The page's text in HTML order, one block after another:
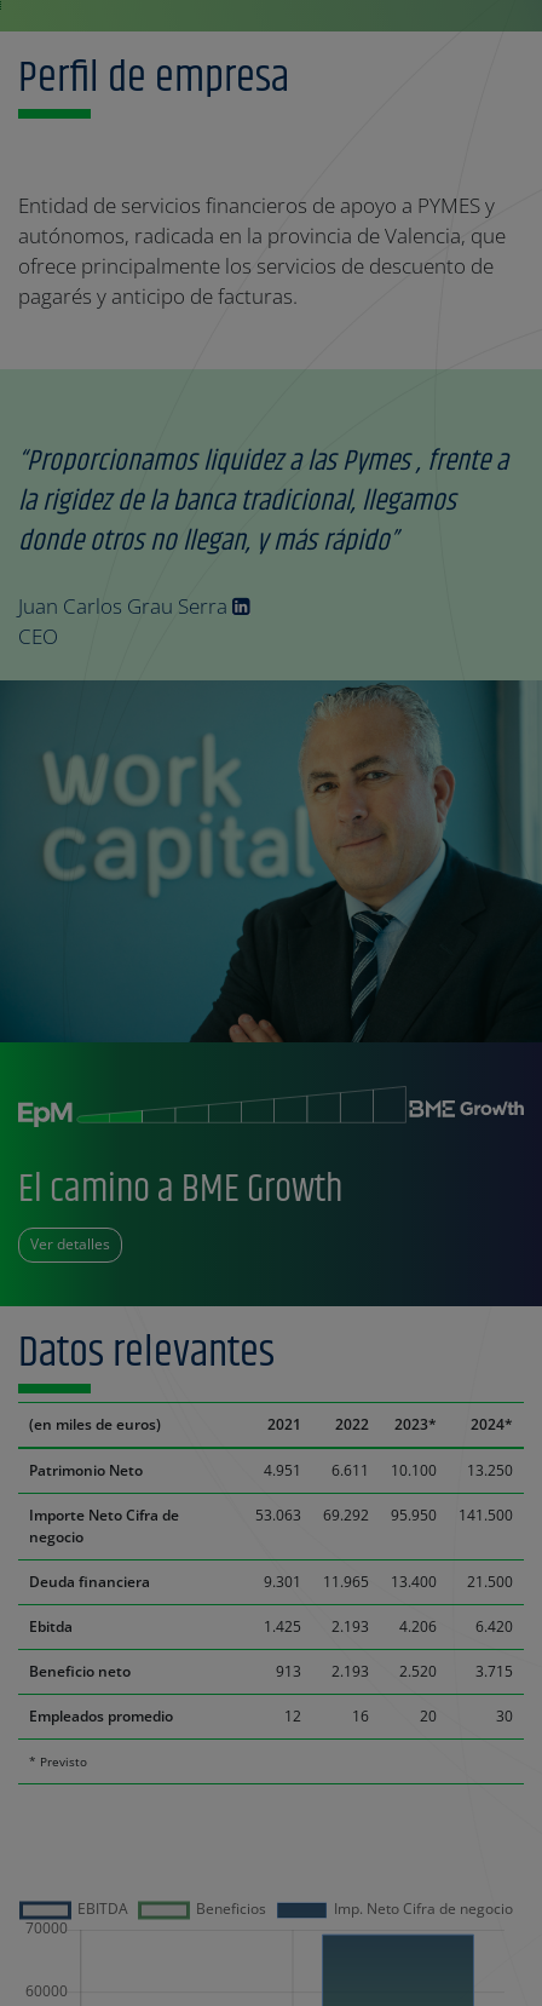
Perfil de empresa
Entidad de servicios financieros de apoyo a PYMES y
autónomos, radicada en la provincia de Valencia, que
ofrece principalmente los servicios de descuento de
pagarés y anticipo de facturas.
“Proporcionamos liquidez a las Pymes , frente a
la rigidez de la banca tradicional, llegamos
donde otros no llegan, y más rápido”
Juan Carlos Grau Serra
CEO
El camino a BME Growth
Ver detalles
Datos relevantes
(en miles de euros) 2021 2022 2023* 2024*
Patrimonio Neto 4.951 6.611 10.100 13.250
Importe Neto Cifra de
negocio
53.063 69.292 95.950 141.500
Deuda financiera 9.301 11.965 13.400 21.500
Ebitda 1.425 2.193 4.206 6.420
Beneficio neto 913 2.193 2.520 3.715
Empleados promedio 12 16 20 30
* Previsto